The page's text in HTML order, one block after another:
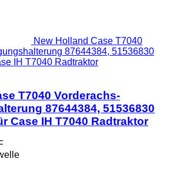
New Holland Case T7040
87644384, 51536830
IH T7040 Radtraktor
T7040 Vorderachs-
87644384, 51536830
Case IH T7040 Radtraktor